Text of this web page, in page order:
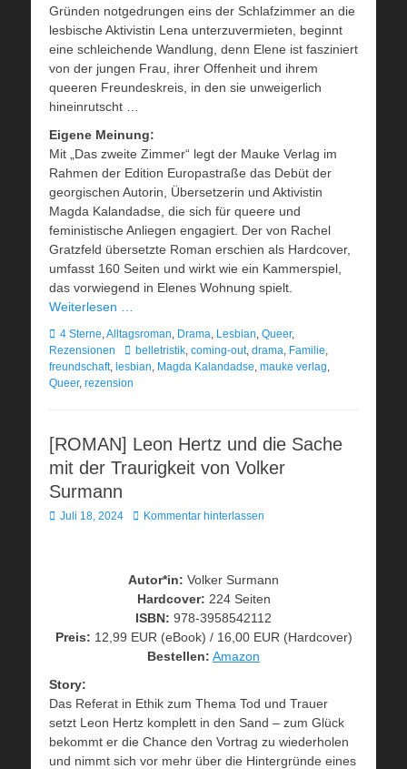
Gründen notgedrungen eins der Schlafzimmer an die
lesbische Aktivistin Lena unterzuvermieten, beginnt
eine schleichende Wandlung, denn Elene ist fasziniert
von der jungen Frau, ihrer Offenheit und ihrem
queeren Freundeskreis, in den sie unweigerlich
hineinrutscht …
Eigene Meinung:
Mit „Das zweite Zimmer“ legt der Mauke Verlag im
Rahmen der Edition Europastraße das Debüt der
georgischen Autorin, Übersetzerin und Aktivistin
Magda Kalandadse, die sich für queere und
feministische Anliegen engagiert. Der von Rachel
Gratzfeld übersetzte Roman erschien als Hardcover,
umfasst 160 Seiten und wirkt wie ein Kammerspiel,
das vorwiegend in Elenes Wohnung spielt.
Weiterlesen …
Kategorien
4 Sterne,Alltagsroman, Drama, Lesbian, Queer,
Rezensionen
Schlagworte
belletristik, coming-out, drama, Familie,
freundschaft, lesbian, Magda Kalandadse, mauke verlag,
Queer, rezension
[ROMAN] Leon Hertz und die Sache
mit der Traurigkeit von Volker
Surmann
Veröffentlicht
Juli 18, 2024 Kommentar hinterlassen
Autor*in: Volker Surmann
Hardcover: 224 Seiten
ISBN: 978-3958542112
Preis: 12,99 EUR (eBook) / 16,00 EUR (Hardcover)
Bestellen: Amazon
Story:
Das Referat in Ethik zum Thema Tod und Trauer
setzt Leon Hertz komplett in den Sand – zum Glück
bekommt er die Chance den Vortrag zu wiederholen
und nimmt sich vor mehr über die Hintergründe eines